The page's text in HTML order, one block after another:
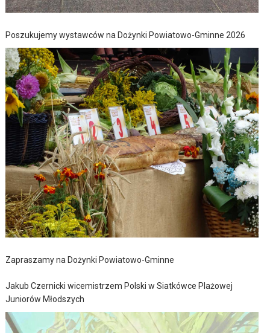
Poszukujemy wystawców na Dożynki Powiatowo-Gminne 2026
Zapraszamy na Dożynki Powiatowo-Gminne
Jakub Czernicki wicemistrzem Polski w Siatkówce Plażowej
Juniorów Młodszych